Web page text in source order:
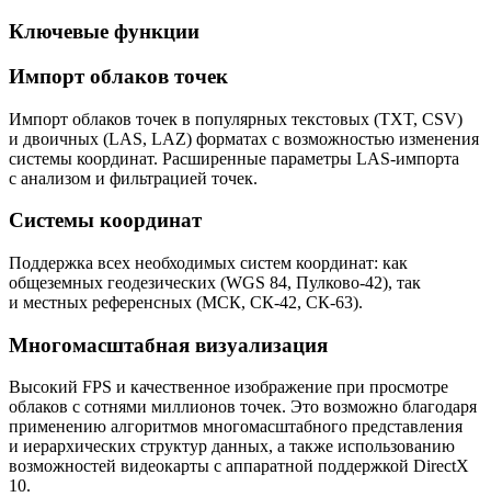
Ключевые функции
Импорт облаков точек
Импорт облаков точек в популярных текстовых (TXT, CSV)
и двоичных (LAS, LAZ) форматах с возможностью изменения
системы координат. Расширенные параметры LAS-импорта
с анализом и фильтрацией точек.
Системы координат
Поддержка всех необходимых систем координат: как
общеземных геодезических (WGS 84, Пулково-42), так
и местных референсных (МСК, СК-42, СК-63).
Многомасштабная визуализация
Высокий FPS и качественное изображение при просмотре
облаков с сотнями миллионов точек. Это возможно благодаря
применению алгоритмов многомасштабного представления
и иерархических структур данных, а также использованию
возможностей видеокарты с аппаратной поддержкой DirectX
10.